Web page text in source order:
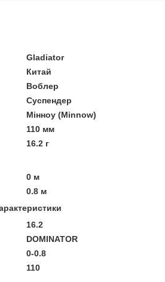
Gladiator
Китай
Воблер
Суспендер
Мінноу (Minnow)
110 мм
16.2 г
0 м
0.8 м
16.2
DOMINATOR
0-0.8
110